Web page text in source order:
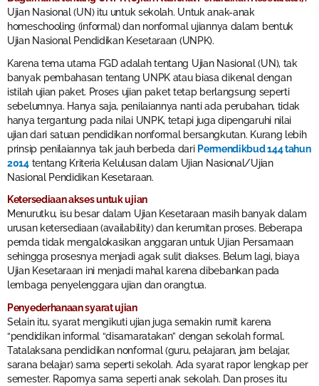
Ujian Nasional (UN) itu untuk sekolah. Untuk anak-anak
homeschooling (informal) dan nonformal ujiannya dalam bentuk
Ujian Nasional Pendidikan Kesetaraan (UNPK).
Karena tema utama FGD adalah tentang Ujian Nasional (UN), tak
banyak pembahasan tentang UNPK atau biasa dikenal dengan
istilah ujian paket. Proses ujian paket tetap berlangsung seperti
sebelumnya. Hanya saja, penilaiannya nanti ada perubahan, tidak
hanya tergantung pada nilai UNPK, tetapi juga dipengaruhi nilai
ujian dari satuan pendidikan nonformal bersangkutan. Kurang lebih
prinsip penilaiannya tak jauh berbeda dari Permendikbud 144 tahun
2014tentang Kriteria Kelulusan dalam Ujian Nasional/Ujian
Nasional Pendidikan Kesetaraan.
Ketersediaan akses untuk ujian
Menurutku, isu besar dalam Ujian Kesetaraan masih banyak dalam
urusan ketersediaan (availability) dan kerumitan proses. Beberapa
pemda tidak mengalokasikan anggaran untuk Ujian Persamaan
sehingga prosesnya menjadi agak sulit diakses. Belum lagi, biaya
Ujian Kesetaraan ini menjadi mahal karena dibebankan pada
lembaga penyelenggara ujian dan orangtua.
Penyederhanaan syarat ujian
Selain itu, syarat mengikuti ujian juga semakin rumit karena
“pendidikan informal “disamaratakan” dengan sekolah formal.
Tatalaksana pendidikan nonformal (guru, pelajaran, jam belajar,
sarana belajar) sama seperti sekolah. Ada syarat rapor lengkap per
semester. Rapornya sama seperti anak sekolah. Dan proses itu